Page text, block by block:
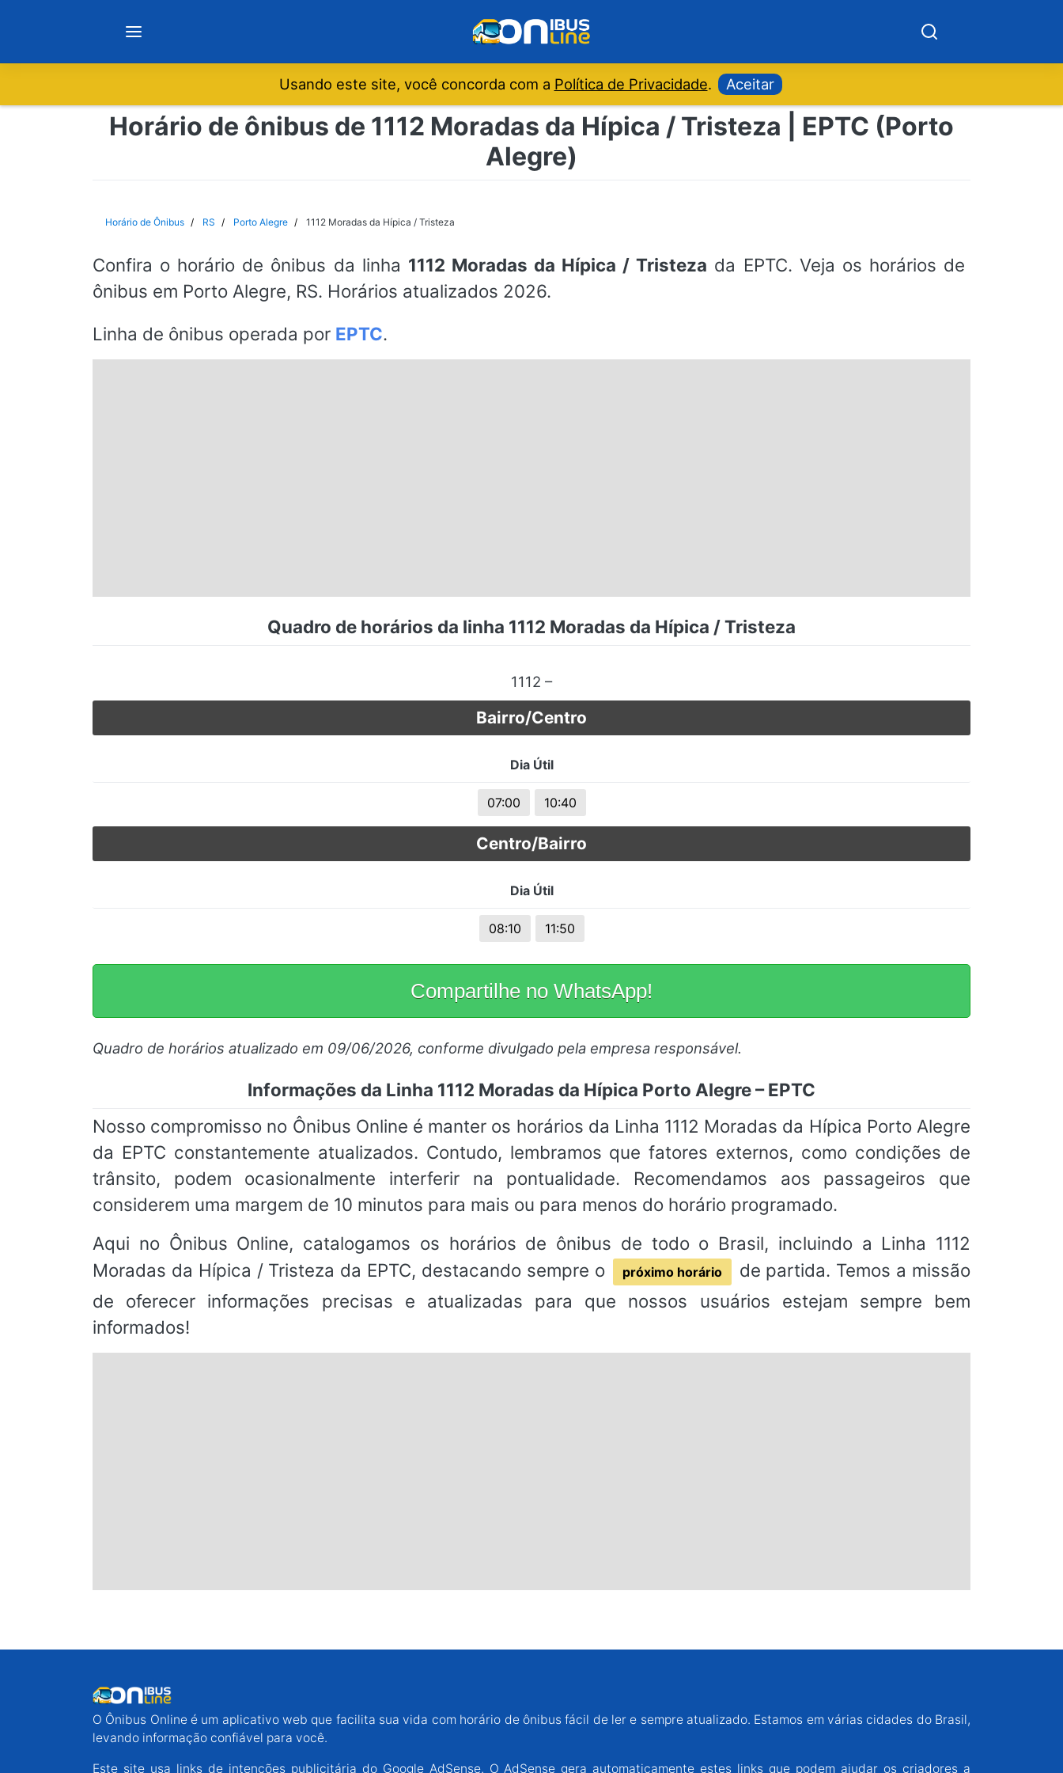
Notícias
São Paulo
Espírito Santo
Usando este site, você concorda com a Política de Privacidade. Aceitar
Horário de ônibus de 1112 Moradas da Hípica / Tristeza | EPTC (Porto
Alegre)
Horário de Ônibus RS Porto Alegre 1112 Moradas da Hípica / Tristeza
Confira o horário de ônibus da linha 1112 Moradas da Hípica / Tristeza da EPTC. Veja os horários de
ônibus em Porto Alegre, RS. Horários atualizados 2026.
Linha de ônibus operada por EPTC.
Quadro de horários da linha 1112 Moradas da Hípica / Tristeza
1112 –
Bairro/Centro
Dia Útil
07:00 10:40
Centro/Bairro
Dia Útil
08:10 11:50
Compartilhe no WhatsApp!
Quadro de horários atualizado em 09/06/2026, conforme divulgado pela empresa responsável.
Informações da Linha 1112 Moradas da Hípica Porto Alegre – EPTC
Nosso compromisso no Ônibus Online é manter os horários da Linha 1112 Moradas da Hípica Porto Alegre
da EPTC constantemente atualizados. Contudo, lembramos que fatores externos, como condições de
trânsito, podem ocasionalmente interferir na pontualidade. Recomendamos aos passageiros que
considerem uma margem de 10 minutos para mais ou para menos do horário programado.
Aqui no Ônibus Online, catalogamos os horários de ônibus de todo o Brasil, incluindo a Linha 1112
Moradas da Hípica / Tristeza da EPTC, destacando sempre o
próximo horário
de partida. Temos a missão
de oferecer informações precisas e atualizadas para que nossos usuários estejam sempre bem
informados!
O Ônibus Online é um aplicativo web que facilita sua vida com horário de ônibus fácil de ler e sempre atualizado. Estamos em várias cidades do Brasil,
levando informação confiável para você.
Este site usa links de intenções publicitária do Google AdSense. O AdSense gera automaticamente estes links que podem ajudar os criadores a